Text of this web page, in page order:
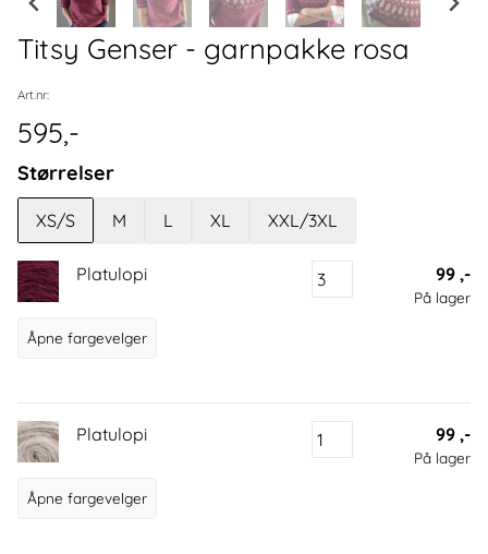
Titsy Genser - garnpakke rosa
Art.nr:
595,-
Størrelser
XS/S M L XL XXL/3XL
Platulopi 99 ,-
På lager
Åpne fargevelger
Platulopi 99 ,-
På lager
Åpne fargevelger